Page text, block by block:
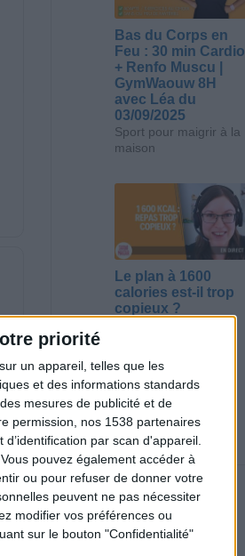
priorité
un appareil, telles que les
et des informations standards
mesures de publicité et de
permission, nos 1538 partenaires
par scan d'appareil.
pouvez également accéder à
ou pour refuser de donner votre
peuvent ne pas nécessiter
modifier vos préférences ou
sur le bouton "Confidentialité"
Bas du Corps en
Feu : 30 min Cardio
+ Renfo Muscu |
GymWaouw 8H
avec Léa du
03/09/2025
Sport pour maigrir à la
maison
Le plan à 1600
calories est-il trop
copieux ?
Webinaires en direct
Nouveautés